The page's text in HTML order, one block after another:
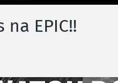
na EPIC!!